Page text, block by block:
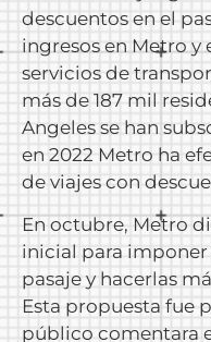
descuentos en el
ingresos en Metro y
servicios de
más de 187 mil
Angeles se han
en 2022 Metro ha
de viajes con
En octubre, Metro
inicial para imponer
pasaje y hacerlas
Esta propuesta fue
público comentara